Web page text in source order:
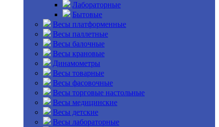
Лабораторные
Бытовые
Весы платформенные
Весы паллетные
Весы балочные
Весы крановые
Динамометры
Весы товарные
Весы фасовочные
Весы торговые настольные
Весы медицинские
Весы детские
Весы лабораторные